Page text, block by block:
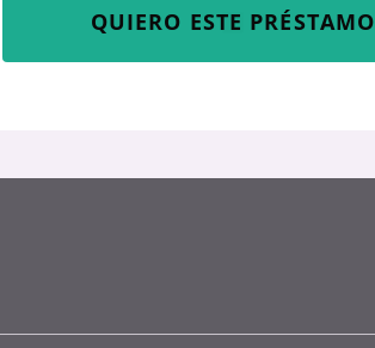
QUIERO ESTE PRÉSTAMO